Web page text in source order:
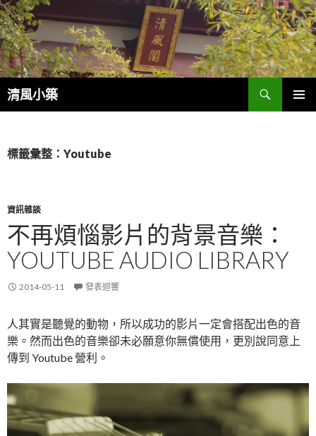
清風小築
搜
尋
容
標籤彙整：Youtube
資訊雜談
不再煩惱影片的背景音樂：
YOUTUBE AUDIO LIBRARY
2014-05-11 發表迴響
人其實是聽覺的動物，所以成功的影片一定會搭配出色的音
樂。然而出色的音樂卻未必願意你無償使用，更別說同意上
傳到 Youtube 營利。